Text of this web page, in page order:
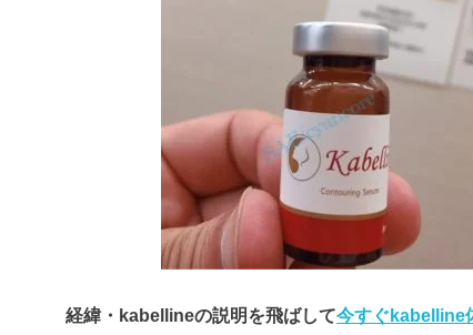
経緯・kabellineの説明を飛ばして今すぐkabelline